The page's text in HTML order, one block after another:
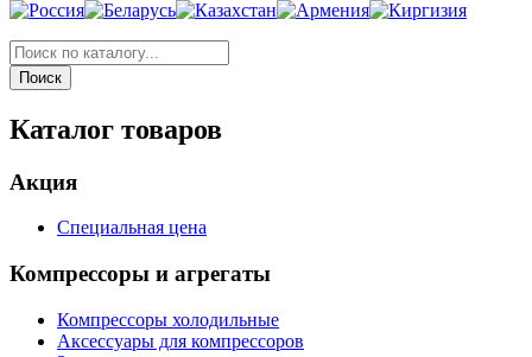
Каталог товаров
Акция
Специальная цена
Компрессоры и агрегаты
Компрессоры холодильные
Аксессуары для компрессоров